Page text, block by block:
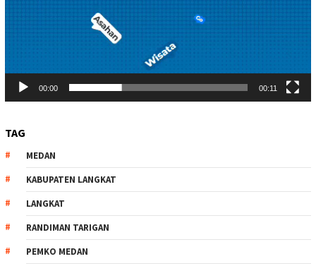
00:00 00:11
TAG
MEDAN
KABUPATEN LANGKAT
LANGKAT
RANDIMAN TARIGAN
PEMKO MEDAN